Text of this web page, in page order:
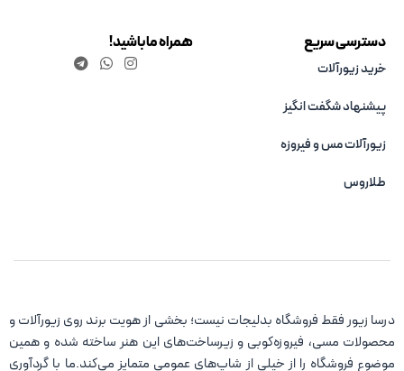
دسترسی سریع
خرید زیورآلات
پیشنهاد شگفت انگیز
زیورآلات مس و فیروزه‌
طلاروس
همراه ما باشید!
درسا زیور فقط فروشگاه بدلیجات نیست؛ بخشی از هویت برند روی زیورآلات و
محصولات مسی، فیروزه‌کوبی و زیرساخت‌های این هنر ساخته شده و همین
موضوع فروشگاه را از خیلی از شاپ‌های عمومی متمایز می‌کند.ما با گردآوری